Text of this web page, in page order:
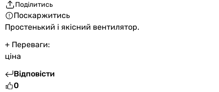
Поділитись
Поскаржитись
Простенький і якісний вентилятор.
+ Переваги:
ціна
Відповісти
0